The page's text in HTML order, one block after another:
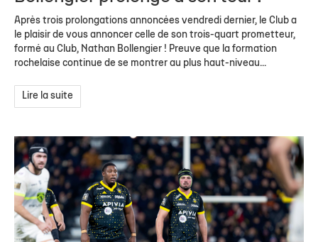
Après trois prolongations annoncées vendredi dernier, le Club a
le plaisir de vous annoncer celle de son trois-quart prometteur,
formé au Club, Nathan Bollengier ! Preuve que la formation
rochelaise continue de se montrer au plus haut-niveau...
Lire la suite